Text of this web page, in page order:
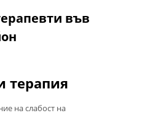
във
терапия
на слабост на